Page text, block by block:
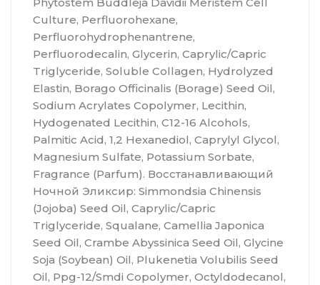
Culture, Perfluorohexane,
Perfluorohydrophenantrene,
Perfluorodecalin, Glycerin, Caprylic/Capric
Triglyceride, Soluble Collagen, Hydrolyzed
Elastin, Borago Officinalis (Borage) Seed Oil,
Sodium Acrylates Copolymer, Lecithin,
Hydogenated Lecithin, C12-16 Alcohols,
Palmitic Acid, 1,2 Hexanediol, Caprylyl Glycol,
Magnesium Sulfate, Potassium Sorbate,
Fragrance (Parfum). Восстанавливающий
Ночной Эликсир: Simmondsia Chinensis
(Jojoba) Seed Oil, Caprylic/Capric
Triglyceride, Squalane, Camellia Japonica
Seed Oil, Crambe Abyssinica Seed Oil, Glycine
Soja (Soybean) Oil, Plukenetia Volubilis Seed
Oil, Ppg-12/Smdi Copolymer, Octyldodecanol,